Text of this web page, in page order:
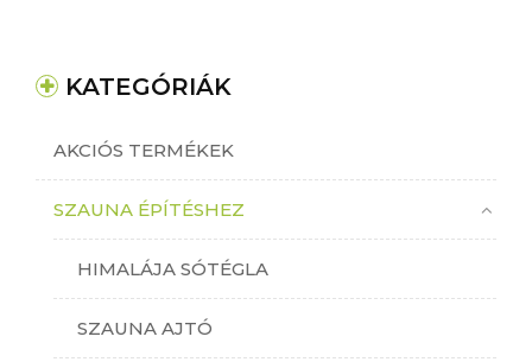
KATEGÓRIÁK
AKCIÓS TERMÉKEK
SZAUNA ÉPÍTÉSHEZ
HIMALÁJA SÓTÉGLA
SZAUNA AJTÓ